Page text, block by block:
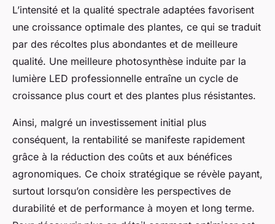
L’intensité et la qualité spectrale adaptées favorisent
une croissance optimale des plantes, ce qui se traduit
par des récoltes plus abondantes et de meilleure
qualité. Une meilleure photosynthèse induite par la
lumière LED professionnelle entraîne un cycle de
croissance plus court et des plantes plus résistantes.
Ainsi, malgré un investissement initial plus
conséquent, la rentabilité se manifeste rapidement
grâce à la réduction des coûts et aux bénéfices
agronomiques. Ce choix stratégique se révèle payant,
surtout lorsqu’on considère les perspectives de
durabilité et de performance à moyen et long terme.